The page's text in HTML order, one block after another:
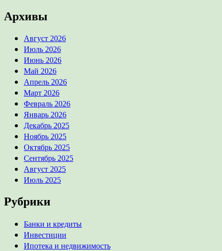
Архивы
Август 2026
Июль 2026
Июнь 2026
Май 2026
Апрель 2026
Март 2026
Февраль 2026
Январь 2026
Декабрь 2025
Ноябрь 2025
Октябрь 2025
Сентябрь 2025
Август 2025
Июль 2025
Рубрики
Банки и кредиты
Инвестиции
Ипотека и недвижимость